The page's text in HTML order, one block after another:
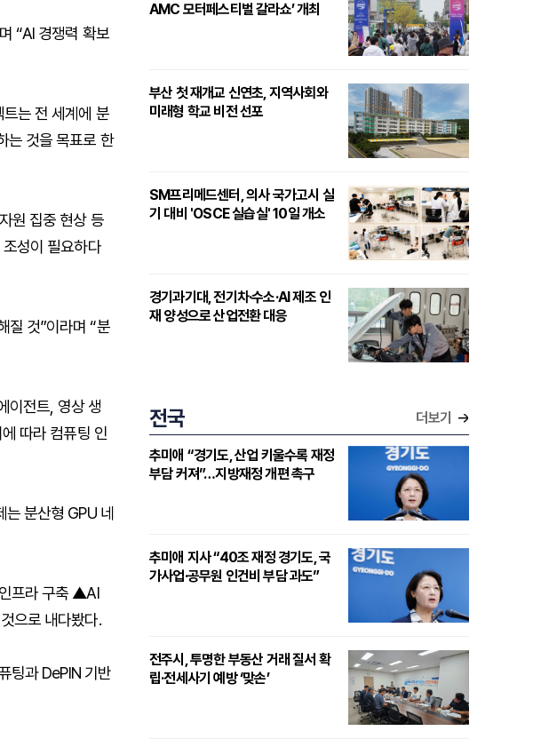
“AI 경쟁력 확보
는 전 세계에 분
는 것을 목표로 한
원 집중 현상 등
성이 필요하다
질 것”이라며 “분
이전트, 영상 생
따라 컴퓨팅 인
는 분산형 GPU 네
프라 구축 ▲AI
으로 내다봤다.
팅과 DePIN 기반
AMC 모터페스티벌 갈라쇼’ 개최
부산 첫 재개교 신연초, 지역사회와
미래형 학교 비전 선포
SM프리메드센터, 의사 국가고시 실
기 대비 'OSCE 실습실' 10일 개소
경기과기대, 전기차·수소·AI 제조 인
재 양성으로 산업전환 대응
전국 더보기
추미애 “경기도, 산업 키울수록 재정
부담 커져”…지방재정 개편 촉구
추미애 지사 “40조 재정 경기도, 국
가사업·공무원 인건비 부담 과도”
전주시, 투명한 부동산 거래 질서 확
립·전세사기 예방 ‘맞손’